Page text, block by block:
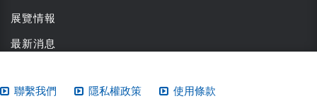
展覽情報
最新消息
聯繫我們 隱私權政策 使用條款